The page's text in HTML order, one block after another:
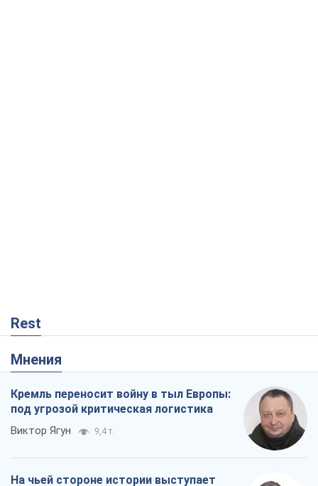
Rest
Мнения
Кремль переносит войну в тыл Европы:
под угрозой критическая логистика
Виктор Ягун 9,4 т.
На чьей стороне истории выступает